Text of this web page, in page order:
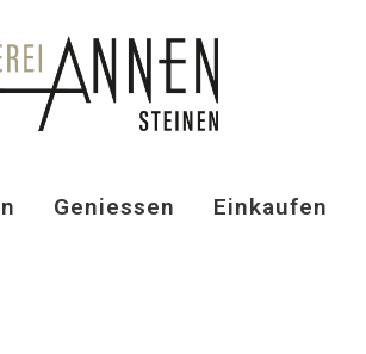
Geniessen Einkaufen